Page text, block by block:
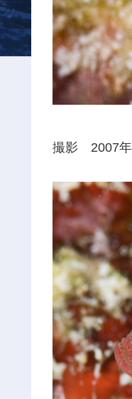
撮影 2007年